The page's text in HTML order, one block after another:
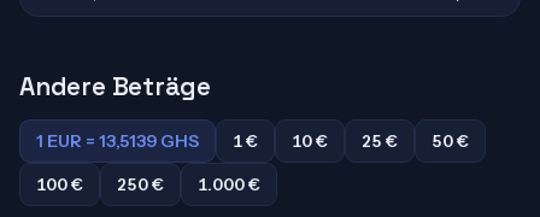
Andere Beträge
1 EUR = 13,5139 GHS 1 € 10 € 25 €
50 €
100 €
250 € 1.000 €